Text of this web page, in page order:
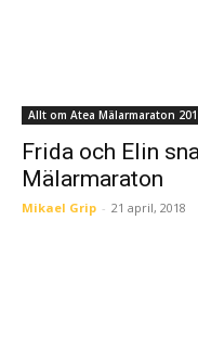
Allt om Atea Mälarmaraton
Frida och Elin
Mälarmaraton
Mikael Grip - 21 april, 2018